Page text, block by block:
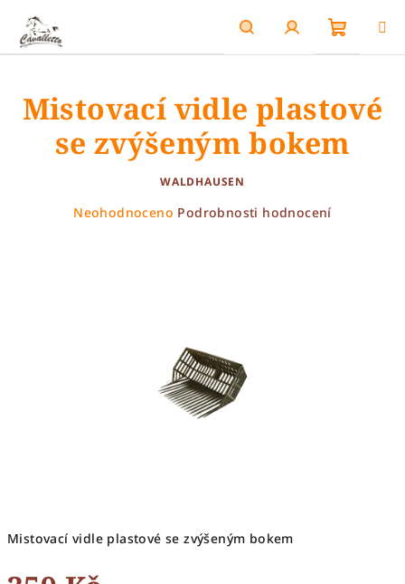
obsah
HledatPřihlášení
košík
Mistovací vidle plastové se zvýšeným bokem
Mistovací vidle plastové
se zvýšeným bokem
WALDHAUSEN
Průměrné
Neohodnoceno Podrobnosti hodnocení